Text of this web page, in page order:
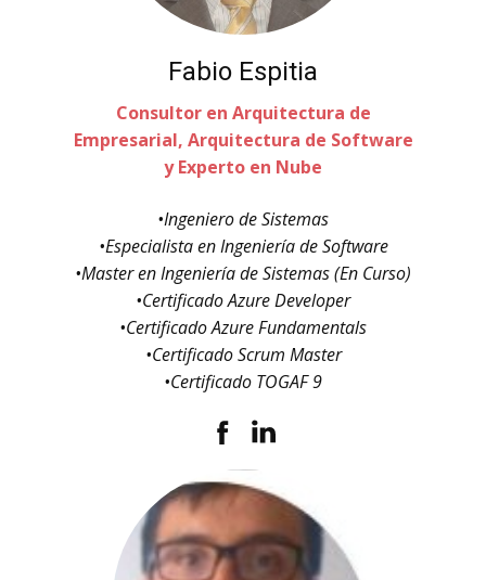
Fabio Espitia
Consultor en Arquitectura de
Empresarial, Arquitectura de Software
y Experto en Nube
•Ingeniero de Sistemas
•Especialista en Ingeniería de Software
•Master en Ingeniería de Sistemas (En Curso)
•Certificado Azure Developer
•Certificado Azure Fundamentals
•Certificado Scrum Master
•Certificado TOGAF 9